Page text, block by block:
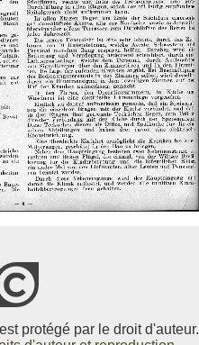
protégé par le droit d'auteur.